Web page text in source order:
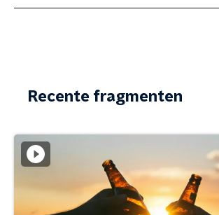
Recente fragmenten